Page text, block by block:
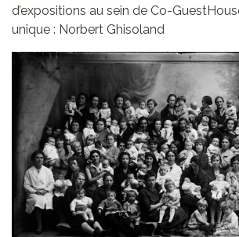
d’expositions au sein de Co-
unique : Norbert Ghisoland